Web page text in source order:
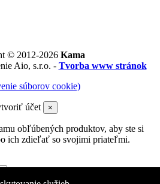
© 2012-2026 Kama
Aio, s.r.o. - Tvorba www stránok
súborov cookie)
účet ×
obľúbených produktov, aby ste si
ich zdieľať so svojimi priateľmi.